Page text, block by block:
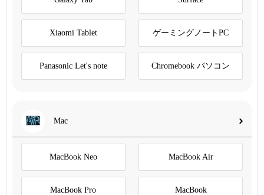
Xiaomi Tablet ゲーミングノートPC
Panasonic Let's note Chromebook パソコン
Mac
MacBook Neo MacBook Air
MacBook Pro MacBook